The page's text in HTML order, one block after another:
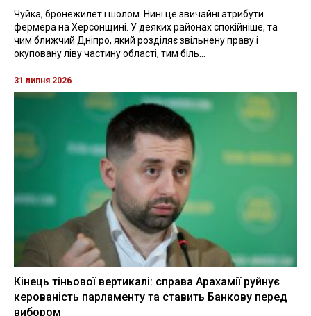
Чуйка, бронежилет і шолом. Нині це звичайні атрибути
фермера на Херсонщині. У деяких районах спокійніше, та
чим ближчий Дніпро, який розділяє звільнену праву і
окуповану ліву частину області, тим біль...
31 липня 2026
Кінець тіньової вертикалі: справа Арахамії руйнує
керованість парламенту та ставить Банкову перед
вибором